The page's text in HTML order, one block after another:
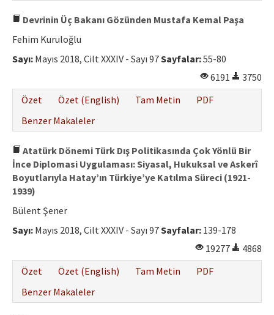
Devrinin Üç Bakanı Gözünden Mustafa Kemal Paşa
Fehim Kuruloğlu
Sayı: Mayıs 2018, Cilt XXXIV - Sayı 97Sayfalar:55-80
6191
3750
Özet
Özet (English) Tam Metin
PDF
Benzer Makaleler
Atatürk Dönemi Türk Dış Politikasında Çok Yönlü Bir
İnce Diplomasi Uygulaması: Siyasal, Hukuksal ve Askerî
Boyutlarıyla Hatay’ın Türkiye’ye Katılma Süreci (1921-
1939)
Bülent Şener
Sayı: Mayıs 2018, Cilt XXXIV - Sayı 97Sayfalar: 139-178
19277
4868
Özet
Özet (English) Tam Metin
PDF
Benzer Makaleler